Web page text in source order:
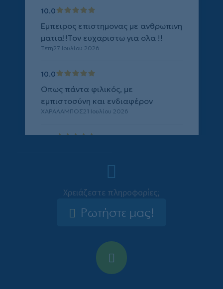
Χρειάζεστε πληροφορίες;
Ρωτήστε μας!